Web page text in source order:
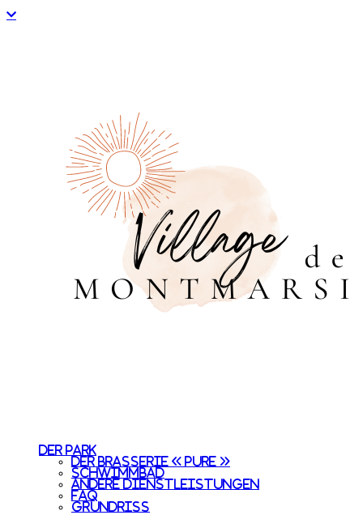
Der Park
Der Brasserie « Pure »
Schwimmbad
Andere Dienstleistungen
FAQ
Grundriss